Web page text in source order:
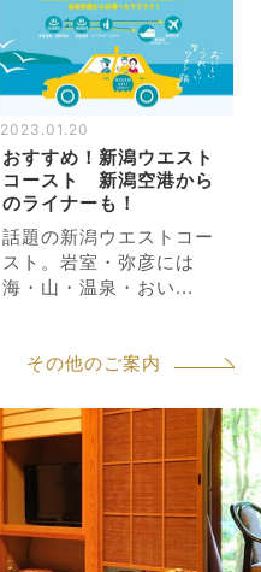
2023.01.20
おすすめ！新潟ウエスト
コースト 新潟空港から
のライナーも！
話題の新潟ウエストコー
スト。岩室・弥彦には
海・山・温泉・おい...
その他のご案内